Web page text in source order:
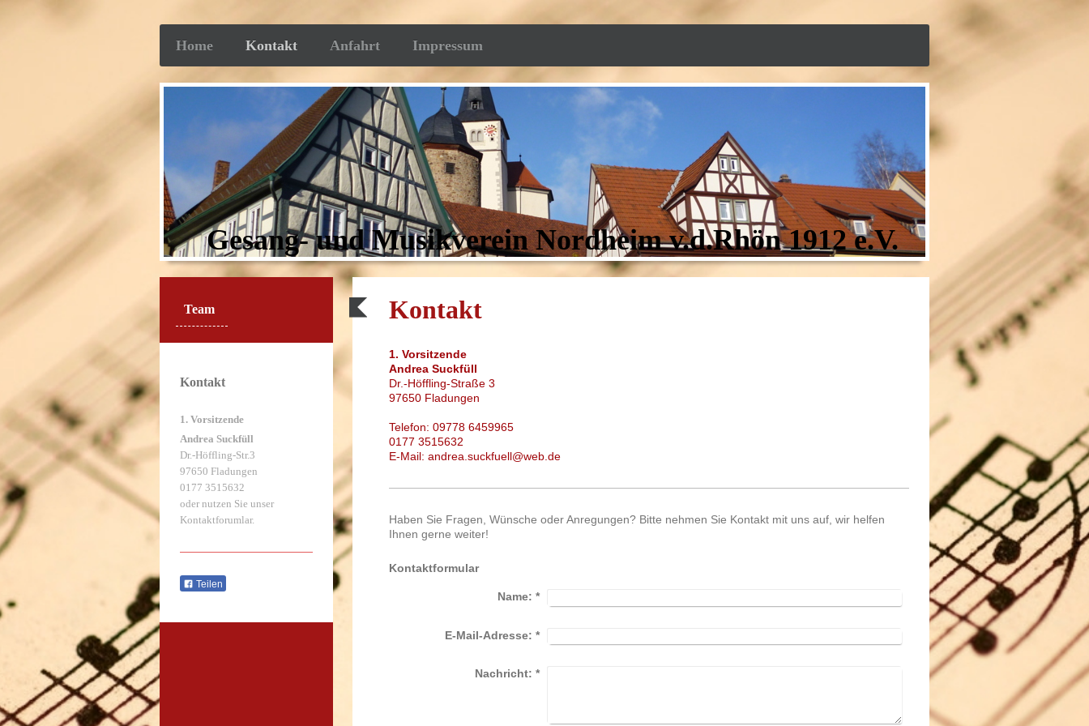
Home Kontakt Anfahrt Impressum
Gesang- und Musikverein Nordheim v.d.Rhön 1912 e.V.
Kontakt
1. Vorsitzende
Andrea Suckfüll
Dr.-Höffling-Straße 3
97650 Fladungen
Telefon: 09778 6459965
0177 3515632
E-Mail: andrea.suckfuell@web.de
Haben Sie Fragen, Wünsche oder Anregungen? Bitte nehmen Sie Kontakt mit uns auf, wir helfen
Ihnen gerne weiter!
Kontaktformular
Name: *
E-Mail-Adresse: *
Nachricht: *
Team
Kontakt
1. Vorsitzende
Andrea Suckfüll
Dr.-Höffling-Str.3
97650 Fladungen
0177 3515632
oder nutzen Sie unser
Kontaktforumlar.
Teilen